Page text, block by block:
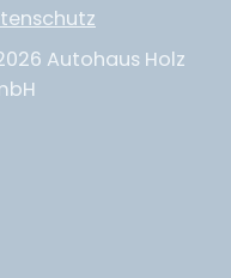
Autohaus Holz